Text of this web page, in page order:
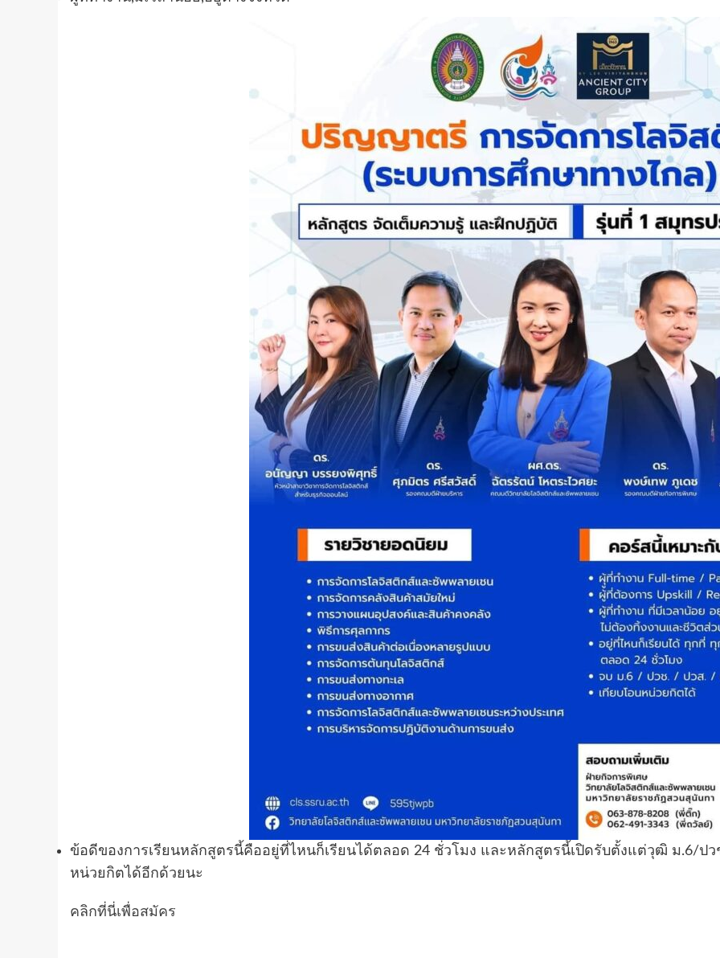
ข้อดีของการเรียนหลักสูตรนี้คืออยู่ที่ไหนก็เรียนได้ตลอด 24 ชั่วโมง และหลักสูตรนี้เปิดรับตั้งแต่วุฒิ ม.6/ป
หน่วยกิตได้อีกด้วยนะ
คลิกที่นี่เพื่อสมัคร